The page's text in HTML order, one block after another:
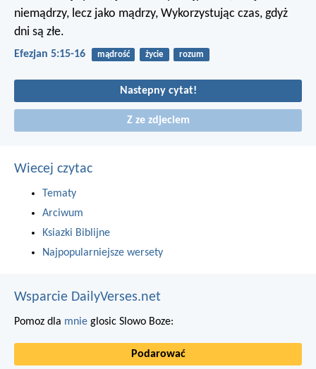
niemądrzy, lecz jako mądrzy, Wykorzystując czas, gdyż
dni są złe.
Efezjan 5:15-16 mądrość życie rozum
Nastepny cytat!
Z ze zdjeciem
Wiecej czytac
Tematy
Arciwum
Ksiazki Biblijne
Najpopularniejsze wersety
Wsparcie DailyVerses.net
Pomoz dla mnie glosic Slowo Boze:
Podarować